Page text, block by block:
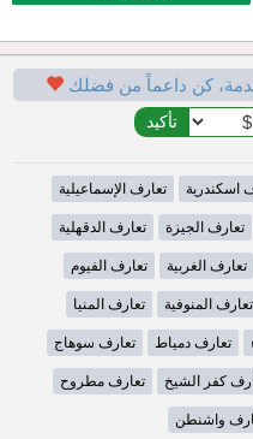
كن داعماً من فضلك
اسكندرية تعارف الإسماعيلية
تعارف الجيزة تعارف الدقهلية
تعارف الغربية تعارف الفيوم
تعارف المنوفية تعارف المنيا
تعارف دمياط تعارف سوهاج
كفر الشيخ تعارف مطروح
واشنطن